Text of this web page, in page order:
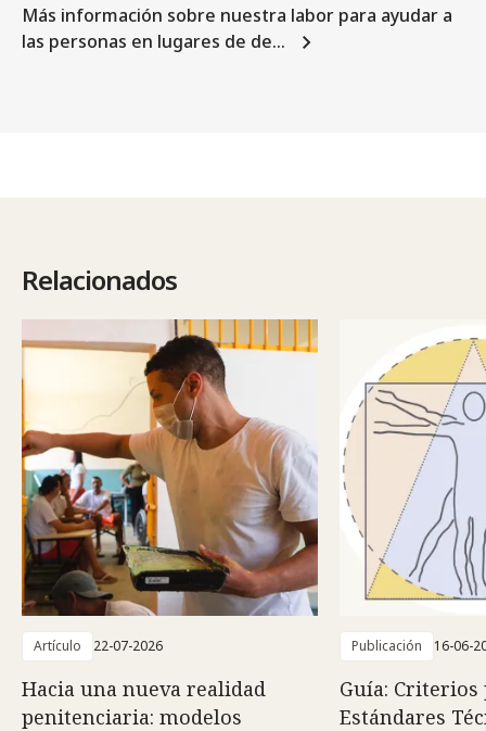
Más información sobre nuestra labor para ayudar a
las personas en lugares de de…
Relacionados
Artículo 22-07-2026
Hacia una nueva realidad
penitenciaria: modelos
Publicación 16-06-
Guía: Criterios
Estándares